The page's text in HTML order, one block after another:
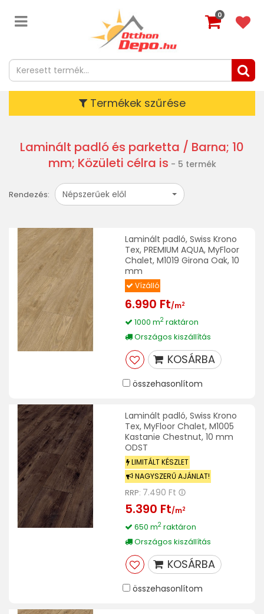
0
Termékek szűrése
Laminált padló és parketta / Barna; 10
mm; Közületi célra is - 5 termék
Rendezés: Népszerűek elől
Laminált padló, Swiss Krono
Tex, PREMIUM AQUA, MyFloor
Chalet, M1019 Girona Oak, 10
mm
Vízálló
6.990 Ft/m2
1000 m2raktáron
Országos kiszállítás
KOSÁRBA
összehasonlítom
Laminált padló, Swiss Krono
Tex, MyFloor Chalet, M1005
Kastanie Chestnut, 10 mm
ODST
LIMITÁLT KÉSZLET
NAGYSZERŰ AJÁNLAT!
RRP: 7.490 Ft
5.390 Ft/m2
650 m2raktáron
Országos kiszállítás
KOSÁRBA
összehasonlítom